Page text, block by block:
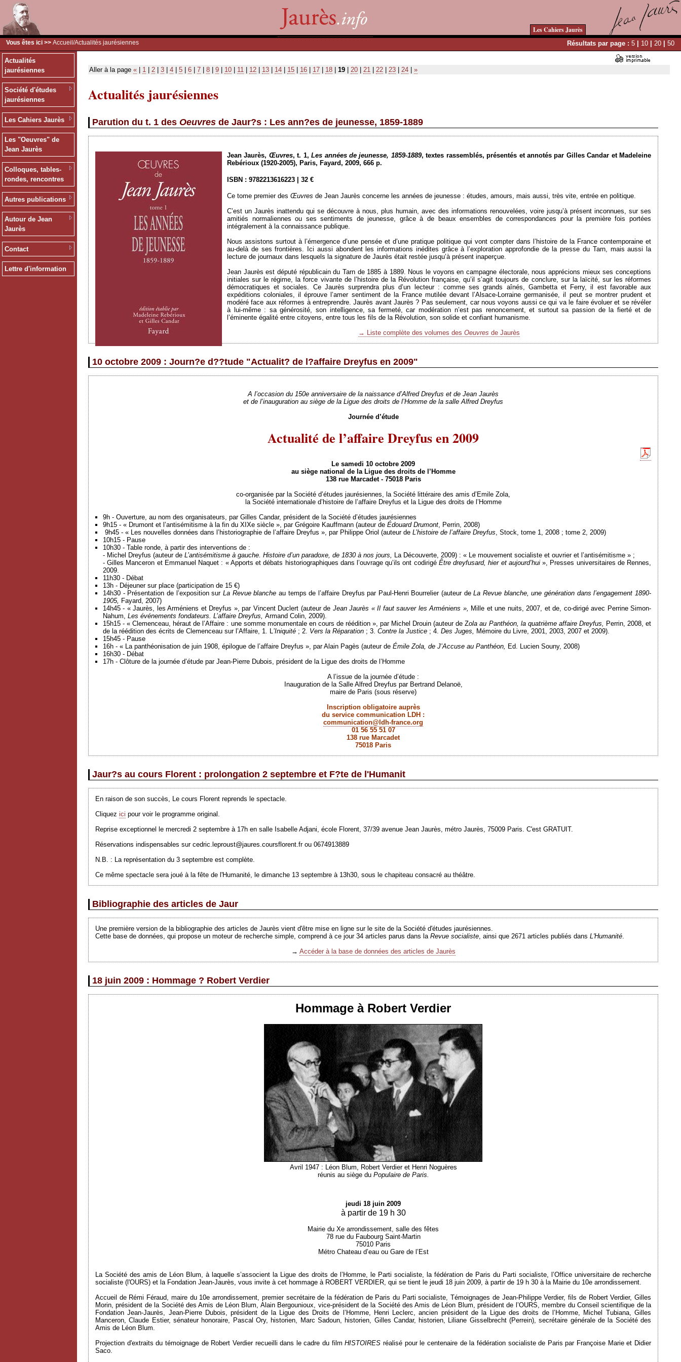
Les Cahiers Jaurès
Vous êtes ici >> Accueil /Actualités jaurésiennes Résultats par page : 5 | 10 | 20 | 50
Actualités
jaurésiennes
Société d'études
jaurésiennes
Les Cahiers Jaurès
Les "Oeuvres" de
Jean Jaurès
Colloques, tables-
rondes, rencontres
Autres publications
Autour de Jean
Jaurès
Contact
Lettre d'information
Aller à la page « 1 2 3 4 5 6 7 8 9 10 11 12 13 14 15 16 17 18 19 20 21 22 23 24 »
Actualités jaurésiennes
Parution du t. 1 des Oeuvres de Jaur?s : Les ann?es de jeunesse, 1859-1889
Jean Jaurès, Œuvres, t. 1,Les années de jeunesse, 1859-1889,textes rassemblés, présentés et annotés par Gilles Candar et Madeleine
Rebérioux (1920-2005), Paris, Fayard, 2009, 666 p.
ISBN : 9782213616223 | 32 €
Ce tome premier des Œuvres de Jean Jaurès concerne les années de jeunesse : études, amours, mais aussi, très vite, entrée en politique.
C’est un Jaurès inattendu qui se découvre à nous, plus humain, avec des informations renouvelées, voire jusqu’à présent inconnues, sur ses
amitiés normaliennes ou ses sentiments de jeunesse, grâce à de beaux ensembles de correspondances pour la première fois portées
intégralement à la connaissance publique.
Nous assistons surtout à l’émergence d’une pensée et d’une pratique politique qui vont compter dans l’histoire de la France contemporaine et
au-delà de ses frontières. Ici aussi abondent les informations inédites grâce à l’exploration approfondie de la presse du Tarn, mais aussi la
lecture de journaux dans lesquels la signature de Jaurès était restée jusqu’à présent inaperçue.
Jean Jaurès est député républicain du Tarn de 1885 à 1889. Nous le voyons en campagne électorale, nous apprécions mieux ses conceptions
initiales sur le régime, la force vivante de l’histoire de la Révolution française, qu’il s’agit toujours de conclure, sur la laïcité, sur les réformes
démocratiques et sociales. Ce Jaurès surprendra plus d’un lecteur : comme ses grands aînés, Gambetta et Ferry, il est favorable aux
expéditions coloniales, il éprouve l’amer sentiment de la France mutilée devant l’Alsace-Lorraine germanisée, il peut se montrer prudent et
modéré face aux réformes à entreprendre. Jaurès avant Jaurès ? Pas seulement, car nous voyons aussi ce qui va le faire évoluer et se révéler
à lui-même : sa générosité, son intelligence, sa fermeté, car modération n’est pas renoncement, et surtout sa passion de la fierté et de
l’éminente égalité entre citoyens, entre tous les fils de la Révolution, son solide et confiant humanisme.
→ Liste complète des volumes desOeuvresde Jaurès
10 octobre 2009 : Journ?e d??tude "Actualit? de l?affaire Dreyfus en 2009"
A l’occasion du 150e anniversaire de la naissance d’Alfred Dreyfus et de Jean Jaurès
et de l’inauguration au siège de la Ligue des droits de l’Homme de la salle Alfred Dreyfus
Journée d’étude
Actualité de l’affaire Dreyfus en 2009
Le samedi 10 octobre 2009
au siège national de la Ligue des droits de l’Homme
138 rue Marcadet - 75018 Paris
co-organisée par la Société d’études jaurésiennes, la Société littéraire des amis d’Emile Zola,
la Société internationale d’histoire de l’affaire Dreyfus et la Ligue des droits de l’Homme
9h - Ouverture, au nom des organisateurs, par Gilles Candar, président de la Société d’études jaurésiennes
9h15 - « Drumont et l’antisémitisme à la fin du XIXe siècle », par Grégoire Kauffmann (auteur de Édouard Drumont , Perrin, 2008)
9h45 - « Les nouvelles données dans l’historiographie de l’affaire Dreyfus », par Philippe Oriol (auteur de L’histoire de l’affaire Dreyfus , Stock, tome 1, 2008 ; tome 2, 2009)
10h15 - Pause
10h30 - Table ronde, à partir des interventions de :
- Michel Dreyfus (auteur de L’antisémitisme à gauche. Histoire d’un paradoxe, de 1830 à nos jours,
La Découverte, 2009) : « Le mouvement socialiste et ouvrier et l’antisémitisme » ;
- Gilles Manceron et Emmanuel Naquet : « Apports et débats historiographiques dans l’ouvrage qu’ils ont codirigé Être dreyfusard, hier et aujourd’hui», Presses universitaires de Rennes,
2009.
11h30 - Débat
13h - Déjeuner sur place (participation de 15 €)
14h30 - Présentation de l’exposition sur La Revue blanche au temps de l’affaire Dreyfus par Paul-Henri Bourrelier (auteur deLa Revue blanche, une génération dans l’engagement 1890-
1905, Fayard, 2007)
14h45 - « Jaurès, les Arméniens et Dreyfus », par Vincent Duclert (auteur de Jean Jaurès « Il faut sauver les Arméniens »,
Mille et une nuits, 2007, et de, co-dirigé avec Perrine Simon-
Nahum, Les événements fondateurs. L’affaire Dreyfus, Armand Colin, 2009).
15h15 - « Clemenceau, héraut de l’Affaire : une somme monumentale en cours de réédition », par Michel Drouin (auteur de Zola au Panthéon, la quatrième affaire Dreyfus,
Perrin, 2008, et
de la réédition des écrits de Clemenceau sur l’Affaire, 1. L ’Iniquité ; 2. Vers la Réparation ; 3. Contre la Justice ; 4. Des Juges,
Mémoire du Livre, 2001, 2003, 2007 et 2009).
15h45 - Pause
16h - « La panthéonisation de juin 1908, épilogue de l’affaire Dreyfus », par Alain Pagès (auteur de Émile Zola, de J’Accuse au Panthéon,
Ed. Lucien Souny, 2008)
16h30 - Débat
17h - Clôture de la journée d’étude par Jean-Pierre Dubois, président de la Ligue des droits de l’Homme
A l’issue de la journée d’étude :
Inauguration de la Salle Alfred Dreyfus par Bertrand Delanoë,
maire de Paris (sous réserve)
Inscription obligatoire auprès
du service communication LDH :
communication@ldh-france.org
01 56 55 51 07
138 rue Marcadet
75018 Paris
Jaur?s au cours Florent : prolongation 2 septembre et F?te de l'Humanit
En raison de son succès, Le cours Florent reprends le spectacle.
Cliquez ici pour voir le programme original.
Reprise exceptionnel
le mercredi 2 septembre à 17h en salle Isabelle Adjani, école Florent, 37/39 avenue Jean Jaurès, métro Jaurès, 75009 Paris. C'est GRATUIT.
Réservations indispensables sur cedric.leproust@jaures.coursflorent.frou 0674913889
N.B. : La représentation du 3 septembre est complète.
Ce même spectacle sera joué à la fête de l'Humanité, le dimanche 13 septembre à 13h30, sous le chapiteau consacré au théâtre.
Bibliographie des articles de Jaur
Une première version de la bibliographie des articles de Jaurès vient d'être mise en ligne sur le site de la Société d'études jaurésiennes.
Cette base de données, qui propose un moteur de recherche simple, comprend à ce jour 34 articles parus dans la Revue socialiste , ainsi que 2671 articles publiés dans L'Humanité
→ Accéder à la base de données des articles de Jaurès
18 juin 2009 : Hommage ? Robert Verdier
Hommage à Robert Verdier
Avril 1947 : Léon Blum, Robert Verdier et Henri Noguères
réunis au siège du Populaire de Paris.
jeudi 18 juin 2009
à partir de 19 h 30
Mairie du Xe arrondissement, salle des fêtes
78 rue du Faubourg Saint-Martin
75010 Paris
Métro Chateau d’eau ou Gare de l’Est
La Société des amis de Léon Blum, à laquelle s’associent la Ligue des droits de l’Homme, le Parti socialiste, la fédération de Paris du Parti socialiste, l’Office universitaire de recherche
socialiste (l'OURS) et la Fondation Jean-Jaurès, vous invite à cet hommage à ROBERT VERDIER, qui se tient le jeudi 18 juin 2009, à partir de 19 h 30 à la Mairie du 10e arrondissement.
Accueil de Rémi Féraud, maire du 10e arrondissement, premier secrétaire de la fédération de Paris du Parti socialiste, Témoignages de Jean-Philippe Verdier, fils de Robert Verdier, Gilles
Morin, président de la Société des Amis de Léon Blum, Alain Bergounioux, vice-président de la Société des Amis de Léon Blum, président de l’OURS, membre du Conseil scientifique de la
Fondation Jean-Jaurès, Jean-Pierre Dubois, président de la Ligue des Droits de l’Homme, Henri Leclerc, ancien président de la Ligue des droits de l’Homme, Michel Tubiana, Gilles
Manceron, Claude Estier, sénateur honoraire, Pascal Ory, historien, Marc Sadoun, historien, Gilles Candar, historien, Liliane Gisselbrecht (Perrein), secrétaire générale de la Société des
Amis de Léon Blum.
Projection d'extraits du témoignage de Robert Verdier recueilli dans le cadre du filmHISTOIRESréalisé pour le centenaire de la fédération socialiste de Paris par Françoise Marie et Didier
Saco.